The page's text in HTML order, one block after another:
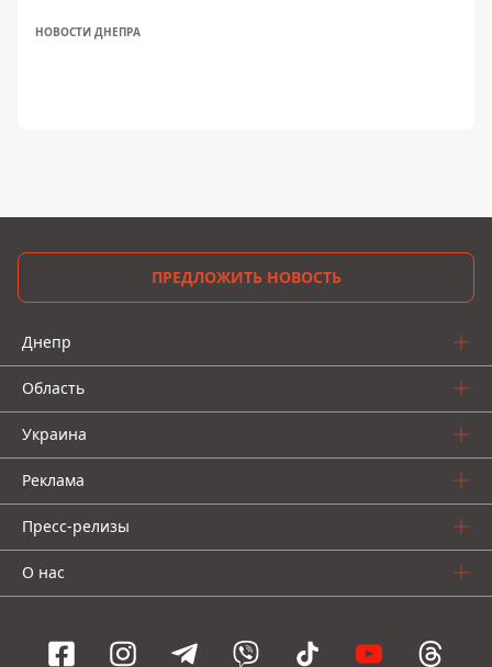
НОВОСТИ ДНЕПРА
ПРЕДЛОЖИТЬ НОВОСТЬ
Днепр
Область
Украина
Реклама
Пресс-релизы
О нас